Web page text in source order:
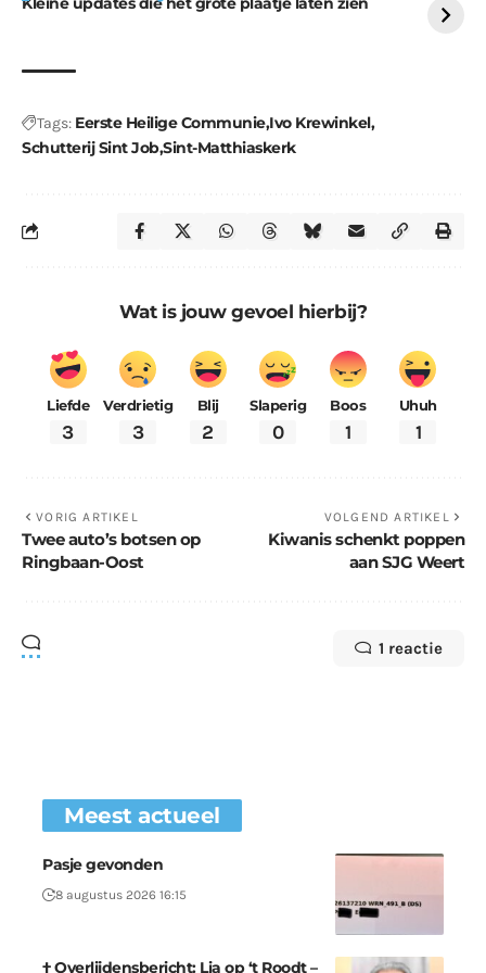
Tags: Eerste Heilige CommunieIvo Krewinkel
Schutterij Sint JobSint-Matthiaskerk
Wat is jouw gevoel hierbij?
Liefde
3
Verdrietig
3
Blij
2
Slaperig
0
Boos
1
Uhuh
1
VORIG ARTIKEL
Twee auto’s botsen op
Ringbaan-Oost
VOLGEND ARTIKEL
Kiwanis schenkt poppen
aan SJG Weert
1 reactie
Meest actueel
Pasje gevonden
8 augustus 2026 16:15
† Overlijdensbericht: Lia op ‘t Roodt –